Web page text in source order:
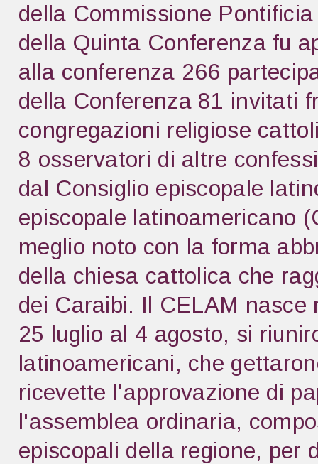
della Commissione
della Quinta Conferenza fu
alla conferenza 266
della Conferenza 81 invitati
congregazioni religiose
8 osservatori di altre
dal Consiglio episcopale
episcopale latinoamericano
meglio noto con la forma
della chiesa cattolica che
dei Caraibi. Il CELAM nasce
25 luglio al 4 agosto, si
latinoamericani, che
ricevette l'approvazione di
l'assemblea ordinaria,
episcopali della regione, per